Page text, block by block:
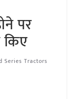
पर
किए
Series Tractors